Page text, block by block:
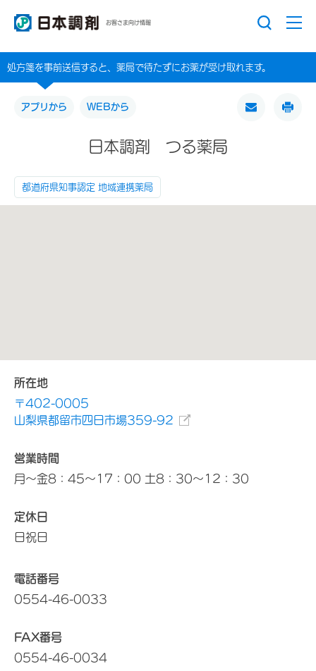
お客さま向け情報
処方箋を事前送信すると、薬局で待たずにお薬が受け取れます。
アプリから WEBから
日本調剤 つる薬局
都道府県知事認定 地域連携薬局
所在地
〒402-0005
山梨県都留市四日市場359-92
営業時間
月～金8：45～17：00 土8：30～12：30
定休日
日祝日
電話番号
0554-46-0033
FAX番号
0554-46-0034